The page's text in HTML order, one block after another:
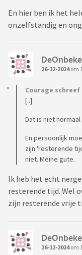
En hier ben ik het
onzelfstandig en
26-12-2024om
Courage schreef
[..]
Dat is niet normaal
En persoonlijk
zijn 'resterende
niet. Meine gute.
Ik heb het echt
resterende tijd. Wel
zijn resterende vrije
26-12-2024om